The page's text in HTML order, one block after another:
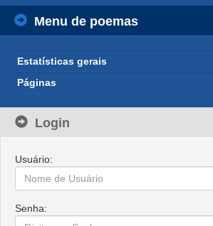
Menu de poemas
Estatísticas gerais
Páginas
Login
Usuário:
Senha: